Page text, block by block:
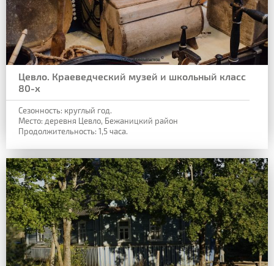
Цевло. Краеведческий музей и школьный класс
80-х
Сезонность: круглый год.
Место: деревня Цевло, Бежаницкий район
Продолжительность: 1,5 часа.